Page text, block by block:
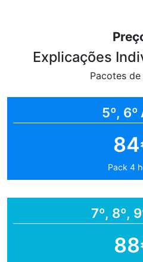
Explicações
Pacotes
5º, 6º
Pack 4
7º, 8º,